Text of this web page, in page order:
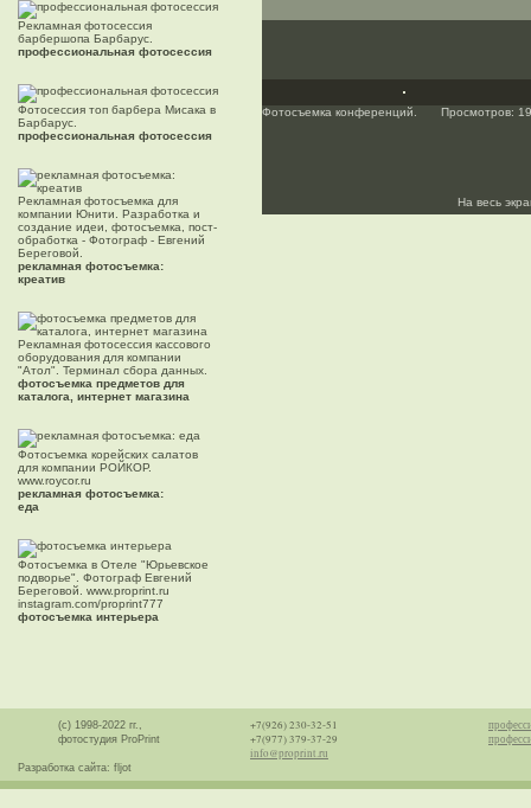
Рекламная фотосессия
барбершопа Барбарус.
профессиональная фотосессия
Фотосессия топ барбера Мисака в
Барбарус.
профессиональная фотосессия
Рекламная фотосъемка для
компании Юнити. Разработка и
создание идеи, фотосъемка, пост-
обработка - Фотограф - Евгений
Береговой.
рекламная фотосъемка:
креатив
Рекламная фотосессия кассового
оборудования для компании
"Атол". Терминал сбора данных.
фотосъемка предметов для
каталога, интернет магазина
Фотосъемка корейских салатов
для компании РОЙКОР.
www.roycor.ru
рекламная фотосъемка:
еда
Фотосъемка в Отеле "Юрьевское
подворье". Фотограф Евгений
Береговой. www.proprint.ru
instagram.com/proprint777
фотосъемка интерьера
Фотосъемка конференций. Просмотров:
На весь
(с) 1998-2022 гг.,
фотостудия ProPrint
Разработка сайта: fljot
+7(926) 230-32-51
+7(977) 379-37-29
info@proprint.ru